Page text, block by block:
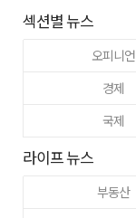
섹션별 뉴스
오피니언
경제
국제
라이프 뉴스
부동산